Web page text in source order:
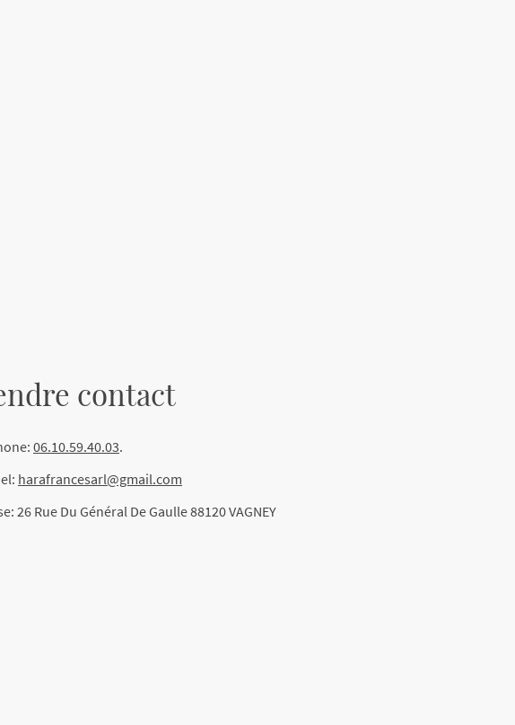
contact
06.10.59.40.03.
harafrancesarl@gmail.com
26 Rue Du Général De Gaulle 88120 VAGNEY